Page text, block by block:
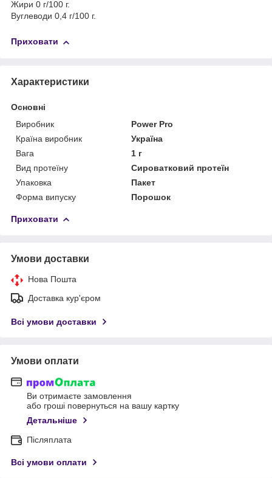
Жири 0 г/100 г.
Вуглеводи 0,4 г/100 г.
Приховати
Характеристики
Основні
Виробник
Power Pro
Країна виробник
Україна
Вага
1 г
Вид протеїну
Сироватковий протеїн
Упаковка
Пакет
Форма випуску
Порошок
Приховати
Умови доставки
Нова Пошта
Доставка кур'єром
Всі умови доставки
Умови оплати
Ви отримаєте замовлення
або гроші повернуться на вашу картку
Детальніше
Післяплата
Всі умови оплати